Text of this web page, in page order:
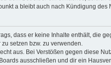
a bleibt auch nach Kündigung des
dass er keine Inhalte enthält, die
setzen bzw. zu verwenden.
aus. Bei Verstößen gegen diese
ausschließen und dir ein